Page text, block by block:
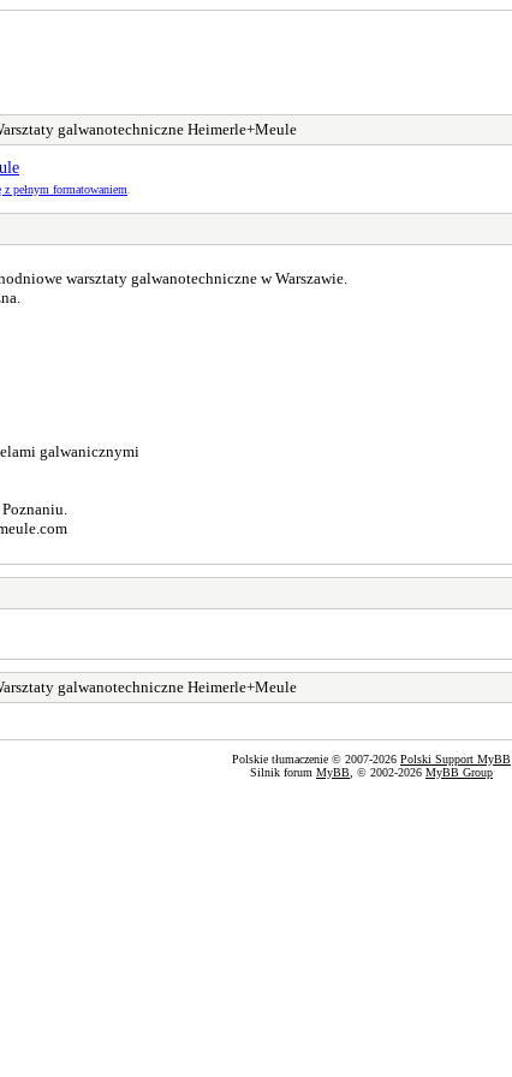
galwanotechniczne Heimerle+Meule
pełnym formatowaniem
warsztaty galwanotechniczne w Warszawie.
galwanicznymi
galwanotechniczne Heimerle+Meule
Polskie tłumaczenie © 2007-2026 Polski Support MyBB
Silnik forum MyBB , © 2002-2026 MyBB Group